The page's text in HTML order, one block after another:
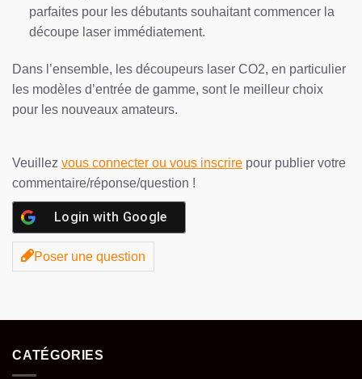
parfaites pour les débutants souhaitant commencer la
découpe laser immédiatement.
Dans l’ensemble, les découpeurs laser CO2, en particulier
les modèles d’entrée de gamme, sont le meilleur choix
pour les nouveaux amateurs.
Veuillez vous connecter ou vous inscrire pour publier votre
commentaire/réponse/question !
Login with Google
Poser une question
CATÉGORIES